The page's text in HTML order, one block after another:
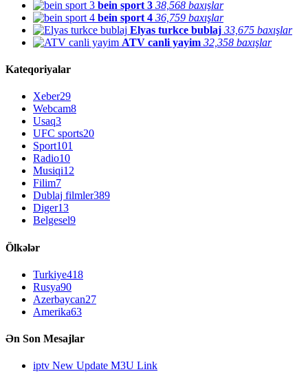
bein sport 3 38,568 baxışlar
bein sport 4 36,759 baxışlar
Elyas turkce bublaj 33,675 baxışlar
ATV canli yayim 32,358 baxışlar
Kateqoriyalar
Xeber29
Webcam8
Usaq3
UFC sports20
Sport101
Radio10
Musiqi12
Filim7
Dublaj filmler389
Diger13
Belgesel9
Ölkələr
Turkiye418
Rusya90
Azerbaycan27
Amerika63
Ən Son Mesajlar
iptv New Update M3U Link